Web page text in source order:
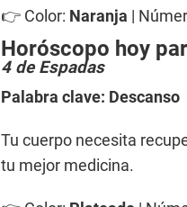
👉 Color: Naranja |
Horóscopo hoy
4 de Espadas
Palabra clave: Descanso
Tu cuerpo necesita
tu mejor medicina.